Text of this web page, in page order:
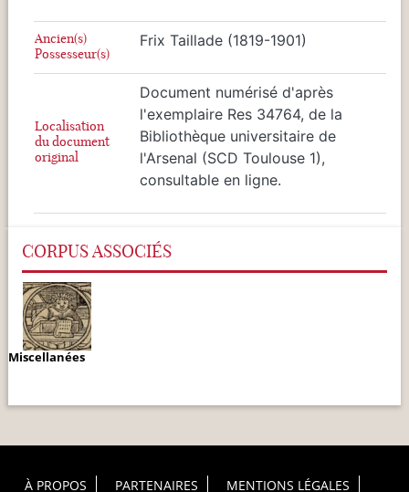
Ancien(s)
Possesseur(s)
Frix Taillade (1819-1901)
Localisation
du document
original
Document numérisé d'après
l'exemplaire Res 34764, de la
Bibliothèque universitaire de
l'Arsenal (SCD Toulouse 1),
consultable en ligne.
CORPUS ASSOCIÉS
Miscellanées
À PROPOS PARTENAIRES
MENTIONS LÉGALES